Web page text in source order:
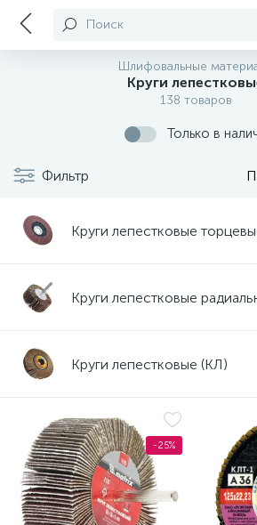
Поиск
Шлифовальные
Круги
138 товаров
Только в
Фильтр
Круги лепестковые
Круги лепестковые
Круги лепестковые (КЛ)
-25%